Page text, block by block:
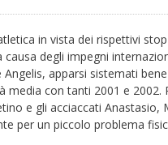
in vista dei rispettivi
degli impegni
apparsi sistemati
media con tanti 2001 e
e gli acciaccati
per un piccolo problema